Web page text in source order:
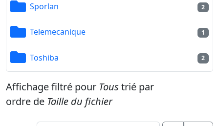
Sporlan 2
Telemecanique 1
Toshiba 2
Affichage filtré pour Tous trié par
ordre de Taille du fichier